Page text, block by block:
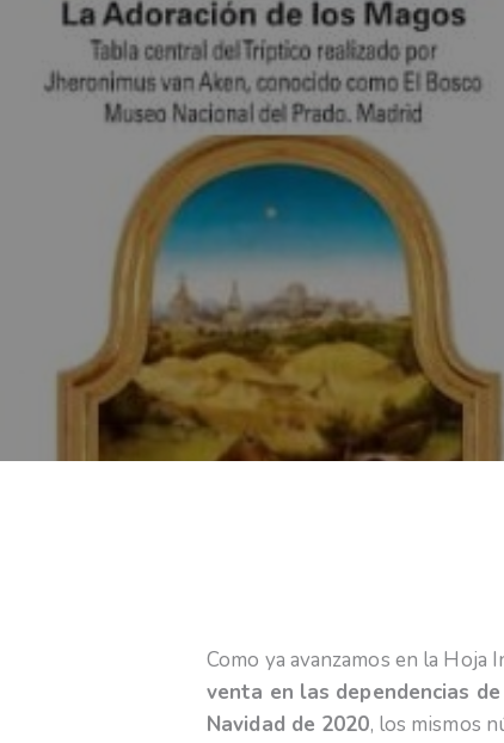
Como ya avanzamos en la Hoja
venta en las dependencias
Navidad de 2020, los mismos